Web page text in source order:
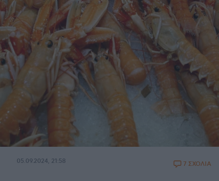
05.09.2024, 21:58 7 ΣΧΟΛΙΑ